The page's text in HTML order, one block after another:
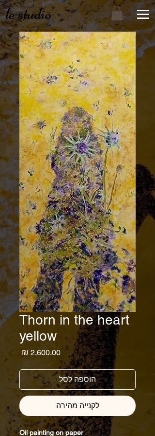
le studio
Thorn in the heart
yellow
הוספה לסל
לקנייה מהירה
Oil painting on paper